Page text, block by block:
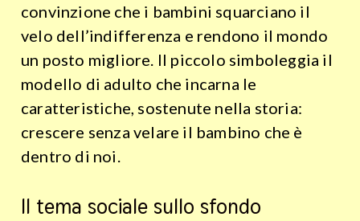
convinzione che i bambini squarciano il
velo dell’indifferenza e rendono il mondo
un posto migliore. Il piccolo simboleggia il
modello di adulto che incarna le
caratteristiche, sostenute nella storia:
crescere senza velare il bambino che è
dentro di noi.
Il tema sociale sullo sfondo